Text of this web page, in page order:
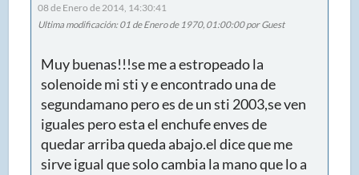
08 de Enero de 2014, 14:30:41
Ultima modificación: 01 de Enero de 1970, 01:00:00 por Guest
Muy buenas!!!se me a estropeado la
solenoide mi sti y e encontrado una de
segundamano pero es de un sti 2003,se ven
iguales pero esta el enchufe enves de
quedar arriba queda abajo.el dice que me
sirve igual que solo cambia la mano que lo a